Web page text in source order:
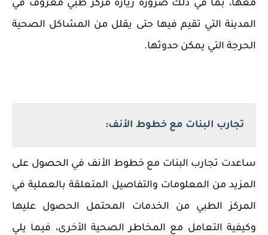
معها، بما في ذلك ضرورة زيارة مركز طبي معروف في
المدينة التي تقيم فيها حتى يقلل من المشاكل الصحية
الحرجة التي يمكن حدوثها.
تجارب البنات مع خطوط الأنف:
ساعدت تجارب البنات مع خطوط الأنف في الحصول على
المزيد من المعلومات والتفاصيل المتعلقة بالعملية في
المركز الطبي من الخدمات المحتمل الحصول عليها
وكيفية التعامل مع المخاطر الصحية الأخرى، فيما يلي